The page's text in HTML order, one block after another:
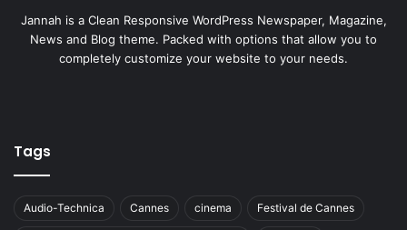
Jannah is a Clean Responsive WordPress Newspaper, Magazine,
News and Blog theme. Packed with options that allow you to
completely customize your website to your needs.
Tags
Audio-Technica Cannes cinema Festival de Cannes